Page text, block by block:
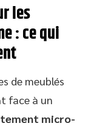
les
: ce qui
de meublés
face à un
micro-